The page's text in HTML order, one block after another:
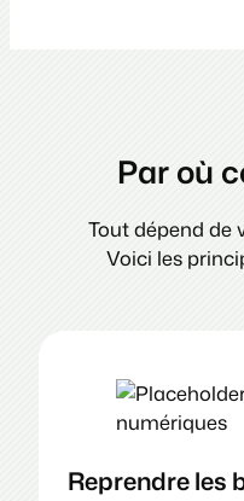
Par où
Tout dépend de
Voici les
Reprendre les